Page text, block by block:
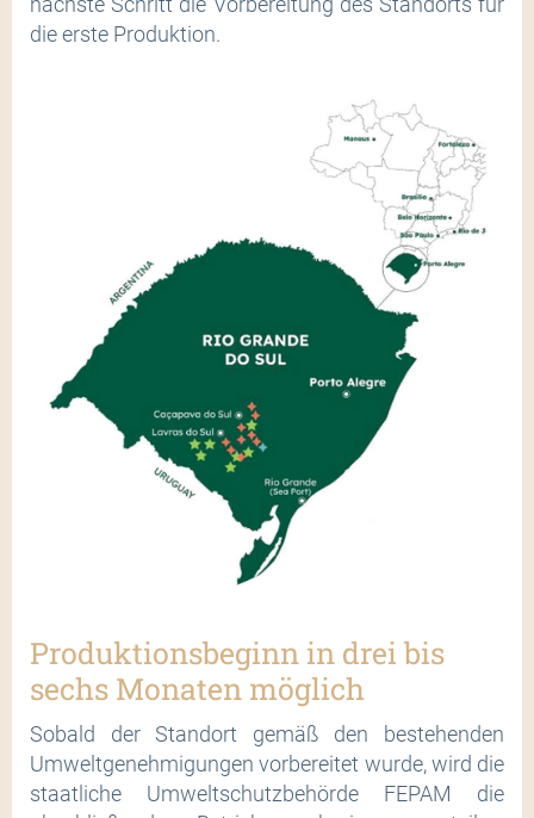
die erste Produktion.
Produktionsbeginn in drei bis
sechs Monaten möglich
Sobald der Standort gemäß den bestehenden
Umweltgenehmigungen vorbereitet wurde, wird die
staatliche Umweltschutzbehörde FEPAM die